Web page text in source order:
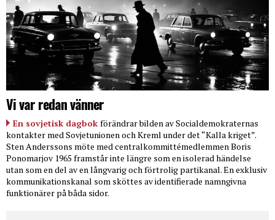
Vi var redan vänner
En sovjetisk dagbok förändrar bilden av Socialdemokraternas
kontakter med Sovjetunionen och Kreml under det “Kalla kriget”.
Sten Anderssons möte med centralkommittémedlemmen Boris
Ponomarjov 1965 framstår inte längre som en isolerad händelse
utan som en del av en långvarig och förtrolig partikanal. En exklusiv
kommunikationskanal som sköttes av identifierade namngivna
funktionärer på båda sidor.